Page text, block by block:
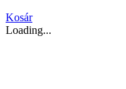
Kosár
Loading...